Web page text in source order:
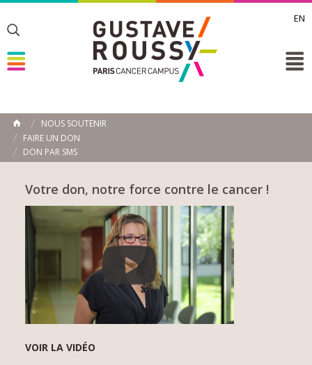
EN
Toggle
Toggle
Toggle
ACCUEIL
NOUS SOUTENIR
FAIRE UN DON
DON PAR SMS
Votre don, notre force contre le cancer !
VOIR LA VIDÉO